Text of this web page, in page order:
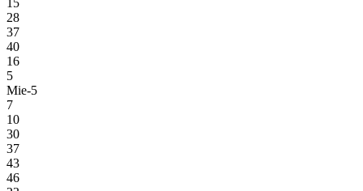
28
37
40
16
5
Mie-5
7
10
30
37
43
46